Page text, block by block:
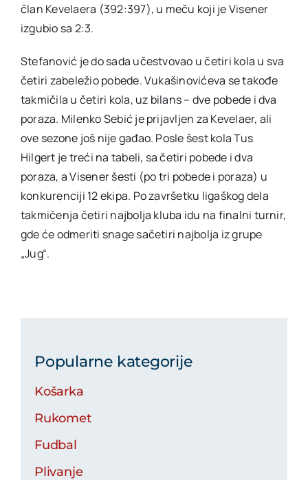
član Kevelaera (392:397), u meču koji je Visener
izgubio sa 2:3.
Stefanović je do sada učestvovao u četiri kola u sva
četiri zabeležio pobede. Vukašinovićeva se takođe
takmičila u četiri kola, uz bilans – dve pobede i dva
poraza. Milenko Sebić je prijavljen za Kevelaer, ali
ove sezone još nije gađao. Posle šest kola Tus
Hilgert je treći na tabeli, sa četiri pobede i dva
poraza, a Visener šesti (po tri pobede i poraza) u
konkurenciji 12 ekipa. Po završetku ligaškog dela
takmičenja četiri najbolja kluba idu na finalni turnir,
gde će odmeriti snage sačetiri najbolja iz grupe
„Jug“.
Popularne kategorije
Košarka
Rukomet
Fudbal
Plivanje